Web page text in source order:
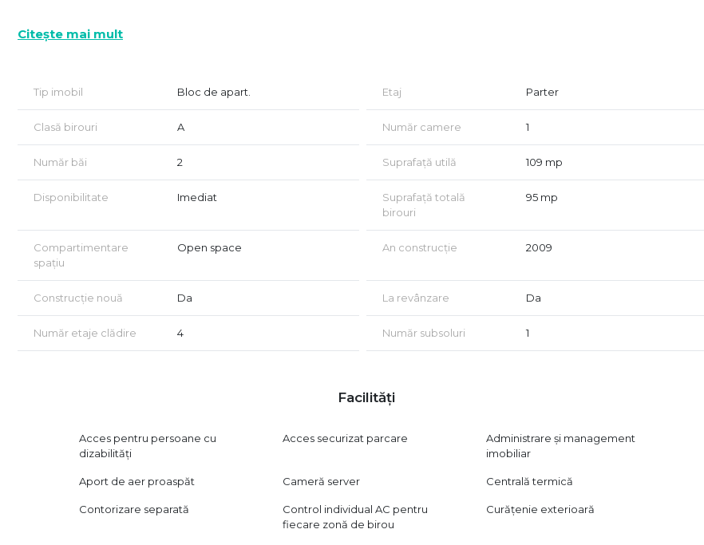
Aer condiționat
Infrastructură modernă pentru echipamente IT
Complexul este aerisit, intim, cu multă vegetație, zonă pentru biciclete, rampă pentru cărucioare și acces securizat
cu barieră și portar.
1 minut până la stația STB
10 minute până la metrou Gara de Nord
12 minute până la metrou Piața Victoriei
Opțional, se pot achiziționa până la 3 locuri de parcare subterane, la prețul de 30.000 euro/loc.
Consultanță GRATUITĂ pentru achiziții prin credit ipotecar!
Certificatul energetic va fi disponibil la vânzare.
Vizionarea se face doar în baza unui acord de vizionare, conform art. 2.096-2.102 din Codul Civil.
Citește mai mult
Tip imobil Bloc de apart. Etaj Parter
Clasă birouri A Număr camere 1
Număr băi 2 Suprafață utilă 109 mp
Disponibilitate Imediat
Suprafață totală
birouri
95 mp
Compartimentare
spațiu
Open space An construcție 2009
Construcție nouă Da La revânzare Da
Număr etaje clădire 4 Număr subsoluri 1
Facilități
Acces pentru persoane cu
dizabilități
Acces securizat parcare
Administrare și management
imobiliar
Aport de aer proaspăt Cameră server Centrală termică
Contorizare separată
Control individual AC pentru
fiecare zonă de birou
Curățenie exterioară